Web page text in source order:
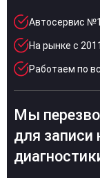
Автосервис
На рынке с
Работаем по
Мы
для записи